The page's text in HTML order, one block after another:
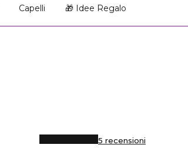
Capelli 🎁 Idee Regalo
5 recensioni